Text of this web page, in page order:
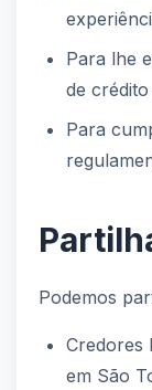
Para lhe
de
Para
Podemos
Credores
em São